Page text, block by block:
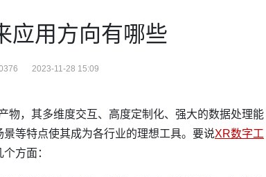
应用方向有哪些
2023-11-28 15:09
，其多维度交互、高度定制化、强大的数据处理能
等特点使其成为各行业的理想工具。要说XR数字工
方面：